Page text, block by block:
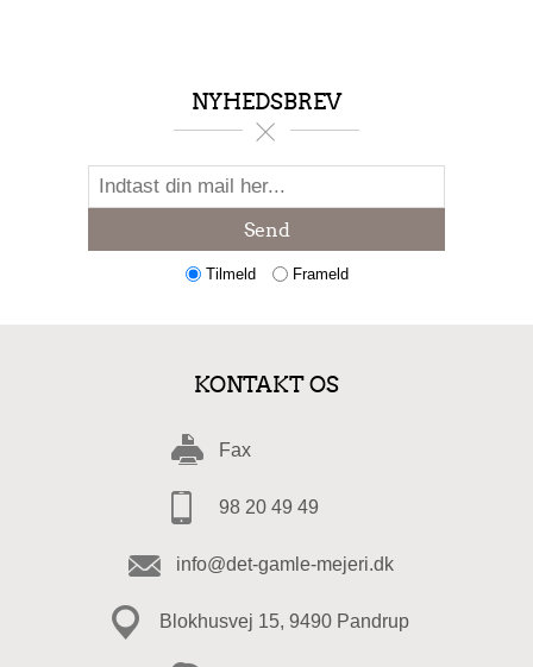
NYHEDSBREV
Send
Tilmeld Frameld
KONTAKT OS
Fax
98 20 49 49
info@det-gamle-mejeri.dk
Blokhusvej 15, 9490 Pandrup